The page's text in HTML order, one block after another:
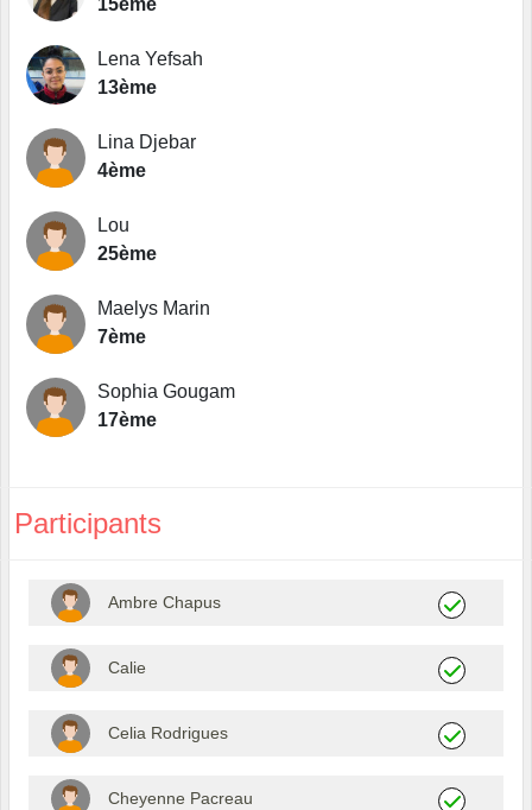
15ème
Lena Yefsah
13ème
Lina Djebar
4ème
Lou
25ème
Maelys Marin
7ème
Sophia Gougam
17ème
Participants
Ambre Chapus
Calie
Celia Rodrigues
Cheyenne Pacreau